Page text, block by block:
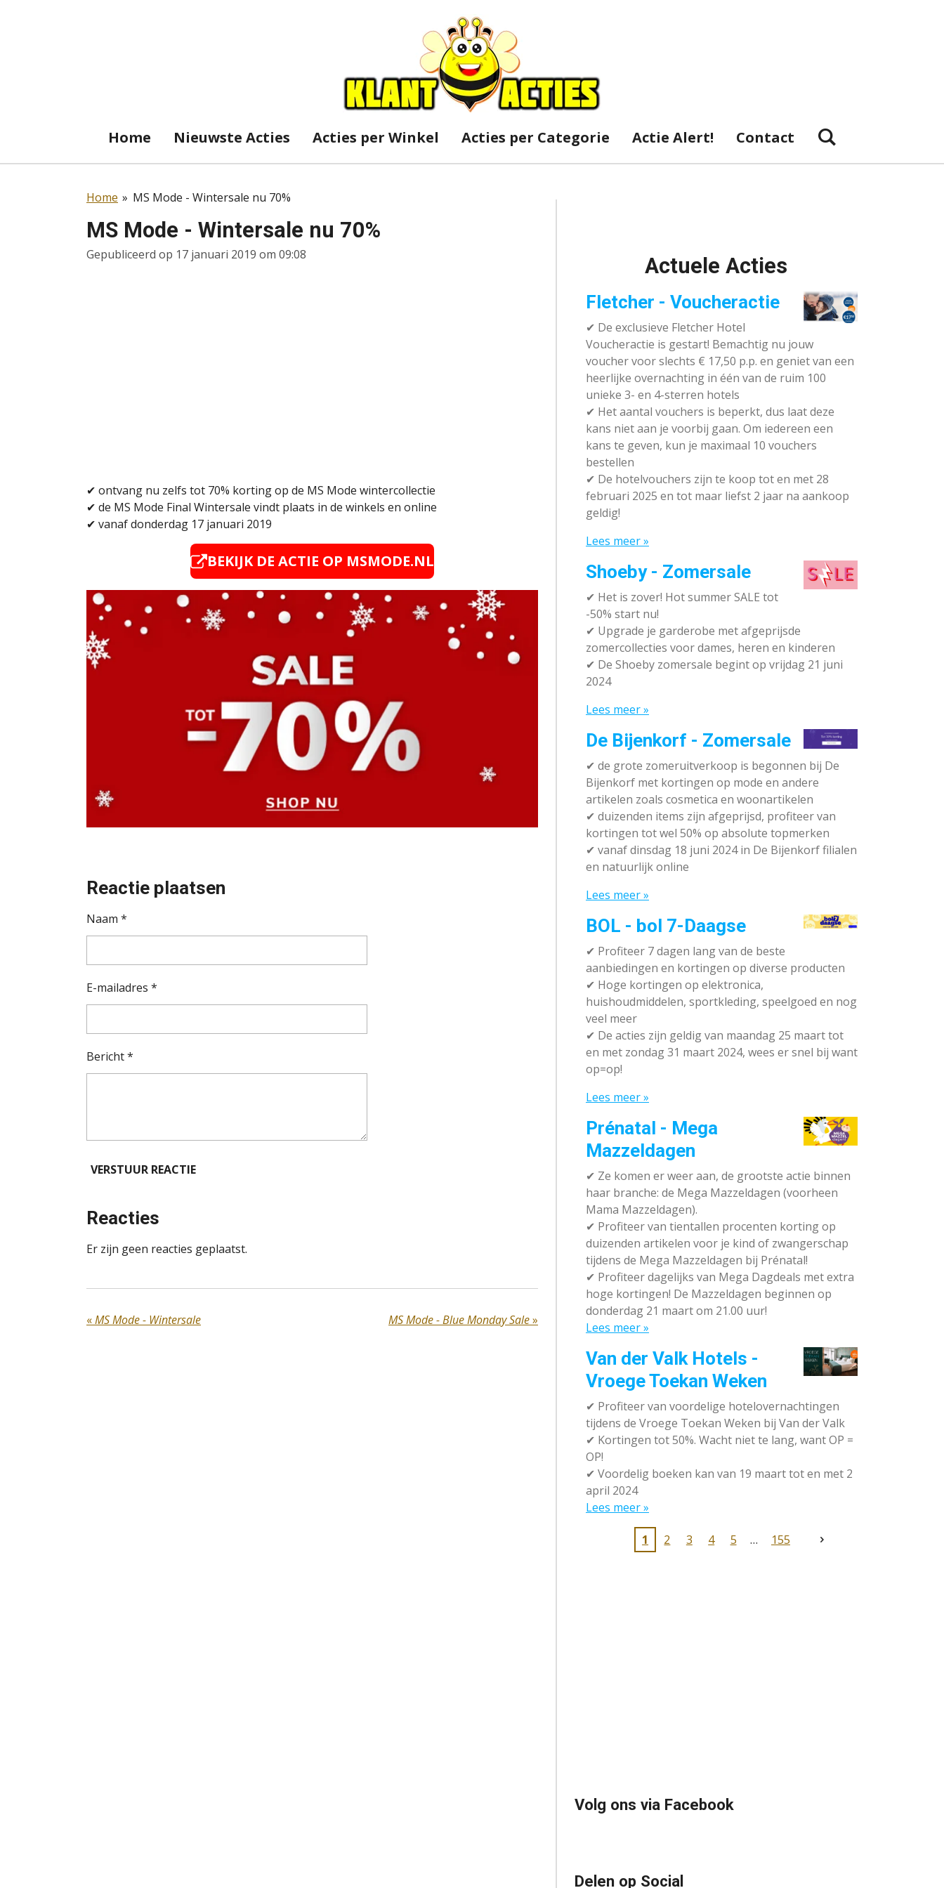
Home Nieuwste Acties Acties per Winkel Acties per Categorie Actie Alert! Contact
Home » MS Mode - Wintersale nu 70%
MS Mode - Wintersale nu 70%
Gepubliceerd op 17 januari 2019 om 09:08
✔ ontvang nu zelfs tot 70% korting op de MS Mode wintercollectie
✔ de MS Mode Final Wintersale vindt plaats in de winkels en online
✔ vanaf donderdag 17 januari 2019
BEKIJK DE ACTIE OP MSMODE.NL
Reactie plaatsen
Naam *
E-mailadres *
Bericht *
VERSTUUR REACTIE
Reacties
Er zijn geen reacties geplaatst.
«MS Mode - Wintersale MS Mode - Blue Monday Sale»
Actuele Acties
Fletcher - Voucheractie
✔ De exclusieve Fletcher Hotel
Voucheractie is gestart! Bemachtig nu jouw
voucher voor slechts € 17,50 p.p. en geniet van een
heerlijke overnachting in één van de ruim 100
unieke 3- en 4-sterren hotels
✔ Het aantal vouchers is beperkt, dus laat deze
kans niet aan je voorbij gaan. Om iedereen een
kans te geven, kun je maximaal 10 vouchers
bestellen
✔ De hotelvouchers zijn te koop tot en met 28
februari 2025 en tot maar liefst 2 jaar na aankoop
geldig!
Lees meer »
Shoeby - Zomersale
✔ Het is zover! Hot summer SALE tot
-50% start nu!
✔ Upgrade je garderobe met afgeprijsde
zomercollecties voor dames, heren en kinderen
✔ De Shoeby zomersale begint op vrijdag 21 juni
2024
Lees meer »
De Bijenkorf - Zomersale
✔ de grote zomeruitverkoop is begonnen bij De
Bijenkorf met kortingen op mode en andere
artikelen zoals cosmetica en woonartikelen
✔ duizenden items zijn afgeprijsd, profiteer van
kortingen tot wel 50% op absolute topmerken
✔ vanaf dinsdag 18 juni 2024 in De Bijenkorf filialen
en natuurlijk online
Lees meer »
BOL - bol 7-Daagse
✔ Profiteer 7 dagen lang van de beste
aanbiedingen en kortingen op diverse producten
✔ Hoge kortingen op elektronica,
huishoudmiddelen, sportkleding, speelgoed en nog
veel meer
✔ De acties zijn geldig van maandag 25 maart tot
en met zondag 31 maart 2024, wees er snel bij want
op=op!
Lees meer »
Prénatal - Mega
Mazzeldagen
✔ Ze komen er weer aan, de grootste actie binnen
haar branche: de Mega Mazzeldagen (voorheen
Mama Mazzeldagen).
✔ Profiteer van tientallen procenten korting op
duizenden artikelen voor je kind of zwangerschap
tijdens de Mega Mazzeldagen bij Prénatal!
✔ Profiteer dagelijks van Mega Dagdeals met extra
hoge kortingen! De Mazzeldagen beginnen op
donderdag 21 maart om 21.00 uur!
Lees meer »
Van der Valk Hotels -
Vroege Toekan Weken
✔ Profiteer van voordelige hotelovernachtingen
tijdens de Vroege Toekan Weken bij Van der Valk
✔ Kortingen tot 50%. Wacht niet te lang, want OP =
OP!
✔ Voordelig boeken kan van 19 maart tot en met 2
april 2024
Lees meer »
1 2 3 4 5 155
Volg ons via Facebook
Delen op Social